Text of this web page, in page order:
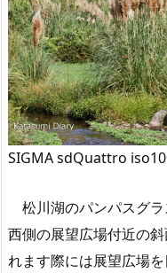
SIGMA sdQuattro
松川湖のパンパスグ
西側の展望広場付近の
れます際には展望広場